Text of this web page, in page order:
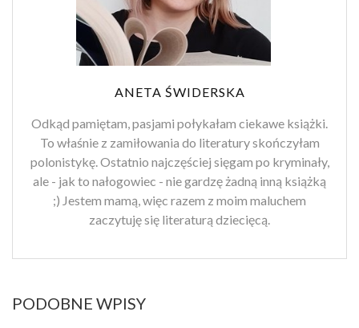
ANETA ŚWIDERSKA
Odkąd pamiętam, pasjami połykałam ciekawe książki.
To właśnie z zamiłowania do literatury skończyłam
polonistykę. Ostatnio najczęściej sięgam po kryminały,
ale - jak to nałogowiec - nie gardzę żadną inną książką
;) Jestem mamą, więc razem z moim maluchem
zaczytuję się literaturą dziecięcą.
PODOBNE WPISY